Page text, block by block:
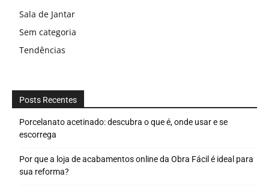
Sala de Jantar
Sem categoria
Tendências
Posts Recentes
Porcelanato acetinado: descubra o que é, onde usar e se
escorrega
Por que a loja de acabamentos online da Obra Fácil é ideal para
sua reforma?